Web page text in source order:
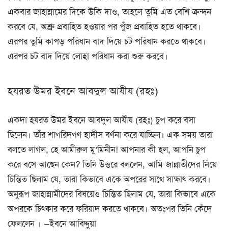
একবার জাহান্নামের দিকে উকি দাও, তাহলে তুমি এত বেশি ক্রন্দন
করবে যে, অশ্রু প্রবাহিত হওয়ার পর পুঁজ প্রবাহিত হতে থাকবে।
এরপর তুমি কাপড় পরিধান বাদ দিয়ে চট পরিধান করতে থাকবে।
এরপর চট বাদ দিয়ে লোহা পরিধান করা শুরু করবে।
হযরত উমর ইবনে আবদুল আযীয (রহঃ)
একদা হযরত উমর ইবনে আবদুল আযীয (রহঃ) চুপ করে বসা
ছিলেন। তাঁর শাগরিদগণ হাদীস বর্ণনা করে যাচ্ছিল। এক সময় তারা
বলতে লাগল, হে আমীরুল মু’মিনীন! আপনার কী হল, আপনি চুপ
করে বসে আছেন কেন? তিনি উত্তরে বললেন, আমি জান্নাতীদের নিয়ে
চিন্তিত ছিলাম যে, তারা কিভাবে একে অপরের সাথে সাক্ষাৎ করবে।
অনুরূপ জাহান্নামীদের বিষয়েও চিন্তিত ছিলাম যে, তারা কিভাবে একে
অপরকে চিৎকার করে ফরিয়াদ করতে থাকবে। অতঃপর তিনি কেঁদে
ফেললেন । —ইবনে আবিদ্দুয়া